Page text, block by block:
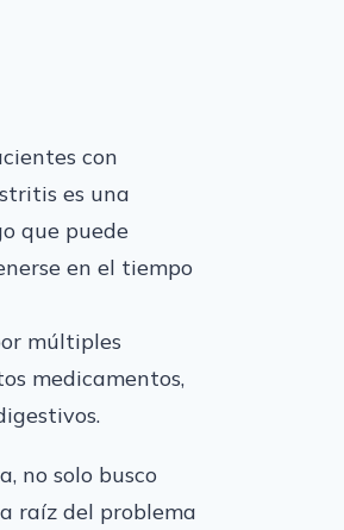
con
es una
que puede
en el tiempo
múltiples
medicamentos,
no solo busco
raíz del problema